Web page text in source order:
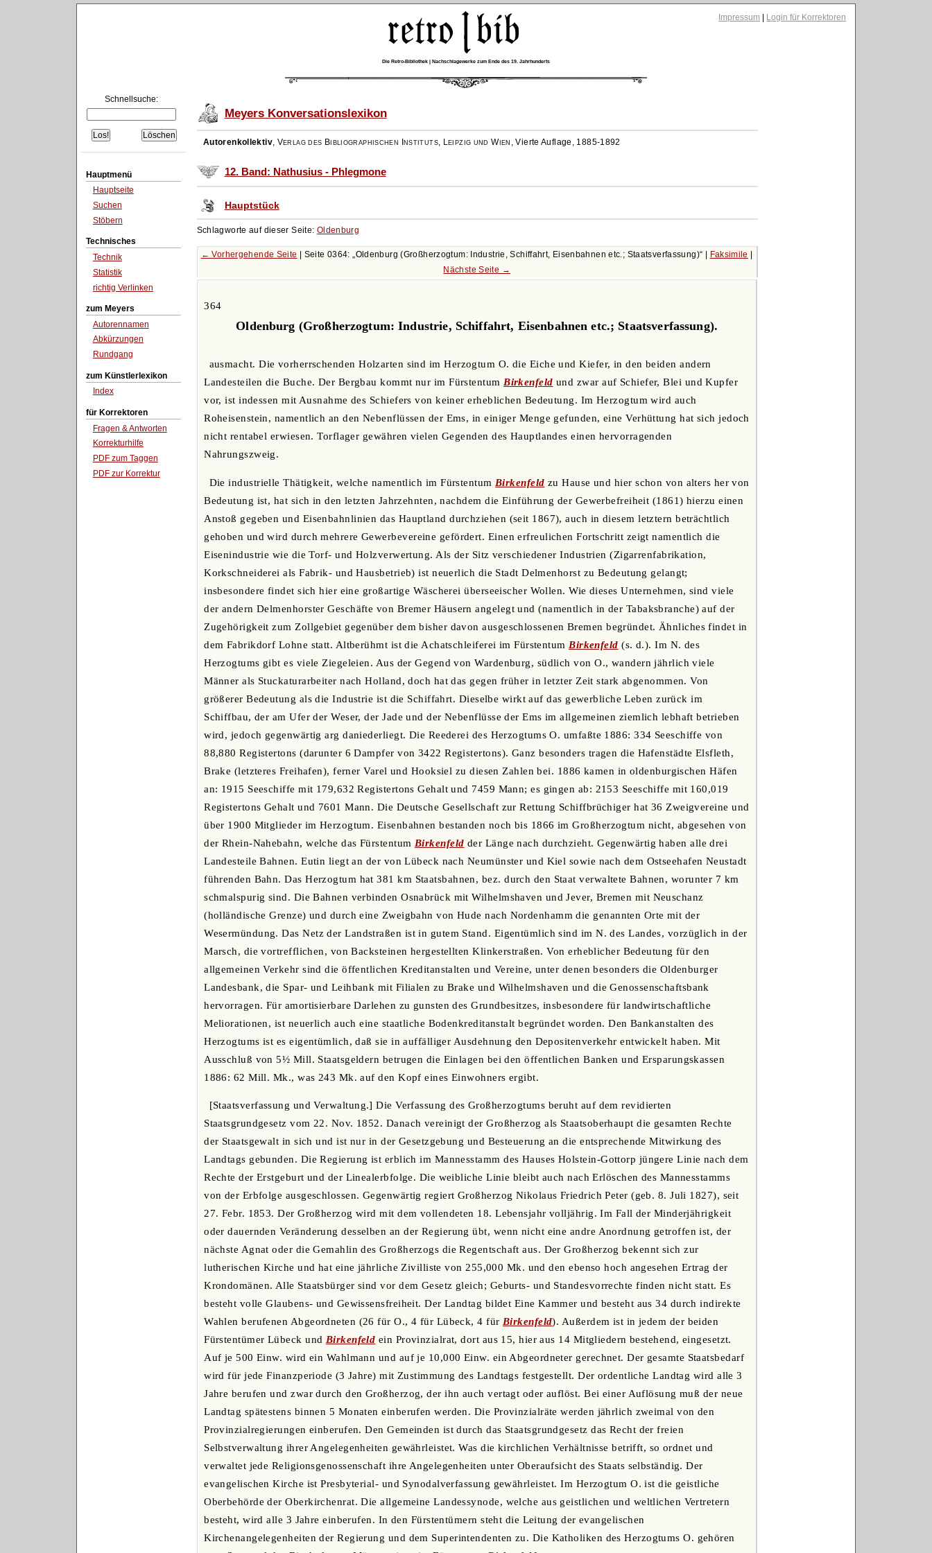
Impressum Login für Korrektoren
Die Retro-Bibliothek | Nachschlagewerke zum Ende des 19. Jahrhunderts
Schnellsuche:
Hauptmenü
Hauptseite
Suchen
Stöbern
Technisches
Technik
Statistik
richtig Verlinken
zum Meyers
Autorennamen
Abkürzungen
Rundgang
zum Künstlerlexikon
Index
für Korrektoren
Fragen & Antworten
Korrekturhilfe
PDF zum Taggen
PDF zur Korrektur
Meyers Konversationslexikon
Autorenkollektiv, Verlag des Bibliographischen Instituts, Leipzig und Wien ,Vierte Auflage, 1885-1892
12. Band: Nathusius - Phlegmone
Hauptstück
Schlagworte auf dieser Seite: Oldenburg
← Vorhergehende Seite | Seite 0364: Oldenburg (Großherzogtum: Industrie, Schiffahrt, Eisenbahnen etc.; Staatsverfassung) Faksimile
Nächste Seite →
364
Oldenburg (Großherzogtum: Industrie, Schiffahrt, Eisenbahnen etc.; Staatsverfassung).
ausmacht. Die vorherrschenden Holzarten sind im Herzogtum O. die Eiche und Kiefer, in den beiden andern
Landesteilen die Buche. Der Bergbau kommt nur im Fürstentum Birkenfeld und zwar auf Schiefer, Blei und Kupfer
vor, ist indessen mit Ausnahme des Schiefers von keiner erheblichen Bedeutung. Im Herzogtum wird auch
Roheisenstein, namentlich an den Nebenflüssen der Ems, in einiger Menge gefunden, eine Verhüttung hat sich jedoch
nicht rentabel erwiesen. Torflager gewähren vielen Gegenden des Hauptlandes einen hervorragenden
Nahrungszweig.
Die industrielle Thätigkeit, welche namentlich im Fürstentum Birkenfeld zu Hause und hier schon von alters her von
Bedeutung ist, hat sich in den letzten Jahrzehnten, nachdem die Einführung der Gewerbefreiheit (1861) hierzu einen
Anstoß gegeben und Eisenbahnlinien das Hauptland durchziehen (seit 1867), auch in diesem letztern beträchtlich
gehoben und wird durch mehrere Gewerbevereine gefördert. Einen erfreulichen Fortschritt zeigt namentlich die
Eisenindustrie wie die Torf- und Holzverwertung. Als der Sitz verschiedener Industrien (Zigarrenfabrikation,
Korkschneiderei als Fabrik- und Hausbetrieb) ist neuerlich die Stadt Delmenhorst zu Bedeutung gelangt;
insbesondere findet sich hier eine großartige Wäscherei überseeischer Wollen. Wie dieses Unternehmen, sind viele
der andern Delmenhorster Geschäfte von Bremer Häusern angelegt und (namentlich in der Tabaksbranche) auf der
Zugehörigkeit zum Zollgebiet gegenüber dem bisher davon ausgeschlossenen Bremen begründet. Ähnliches findet in
dem Fabrikdorf Lohne statt. Altberühmt ist die Achatschleiferei im Fürstentum Birkenfeld (s. d.). Im N. des
Herzogtums gibt es viele Ziegeleien. Aus der Gegend von Wardenburg, südlich von O., wandern jährlich viele
Männer als Stuckaturarbeiter nach Holland, doch hat das gegen früher in letzter Zeit stark abgenommen. Von
größerer Bedeutung als die Industrie ist die Schiffahrt. Dieselbe wirkt auf das gewerbliche Leben zurück im
Schiffbau, der am Ufer der Weser, der Jade und der Nebenflüsse der Ems im allgemeinen ziemlich lebhaft betrieben
wird, jedoch gegenwärtig arg daniederliegt. Die Reederei des Herzogtums O. umfaßte 1886: 334 Seeschiffe von
88,880 Registertons (darunter 6 Dampfer von 3422 Registertons). Ganz besonders tragen die Hafenstädte Elsfleth,
Brake (letzteres Freihafen), ferner Varel und Hooksiel zu diesen Zahlen bei. 1886 kamen in oldenburgischen Häfen
an: 1915 Seeschiffe mit 179,632 Registertons Gehalt und 7459 Mann; es gingen ab: 2153 Seeschiffe mit 160,019
Registertons Gehalt und 7601 Mann. Die Deutsche Gesellschaft zur Rettung Schiffbrüchiger hat 36 Zweigvereine und
über 1900 Mitglieder im Herzogtum. Eisenbahnen bestanden noch bis 1866 im Großherzogtum nicht, abgesehen von
der Rhein-Nahebahn, welche das Fürstentum Birkenfeld der Länge nach durchzieht. Gegenwärtig haben alle drei
Landesteile Bahnen. Eutin liegt an der von Lübeck nach Neumünster und Kiel sowie nach dem Ostseehafen Neustadt
führenden Bahn. Das Herzogtum hat 381 km Staatsbahnen, bez. durch den Staat verwaltete Bahnen, worunter 7 km
schmalspurig sind. Die Bahnen verbinden Osnabrück mit Wilhelmshaven und Jever, Bremen mit Neuschanz
(holländische Grenze) und durch eine Zweigbahn von Hude nach Nordenhamm die genannten Orte mit der
Wesermündung. Das Netz der Landstraßen ist in gutem Stand. Eigentümlich sind im N. des Landes, vorzüglich in der
Marsch, die vortrefflichen, von Backsteinen hergestellten Klinkerstraßen. Von erheblicher Bedeutung für den
allgemeinen Verkehr sind die öffentlichen Kreditanstalten und Vereine, unter denen besonders die Oldenburger
Landesbank, die Spar- und Leihbank mit Filialen zu Brake und Wilhelmshaven und die Genossenschaftsbank
hervorragen. Für amortisierbare Darlehen zu gunsten des Grundbesitzes, insbesondere für landwirtschaftliche
Meliorationen, ist neuerlich auch eine staatliche Bodenkreditanstalt begründet worden. Den Bankanstalten des
Herzogtums ist es eigentümlich, daß sie in auffälliger Ausdehnung den Depositenverkehr entwickelt haben. Mit
Ausschluß von 5½ Mill. Staatsgeldern betrugen die Einlagen bei den öffentlichen Banken und Ersparungskassen
1886: 62 Mill. Mk., was 243 Mk. auf den Kopf eines Einwohners ergibt.
[Staatsverfassung und Verwaltung.] Die Verfassung des Großherzogtums beruht auf dem revidierten
Staatsgrundgesetz vom 22. Nov. 1852. Danach vereinigt der Großherzog als Staatsoberhaupt die gesamten Rechte
der Staatsgewalt in sich und ist nur in der Gesetzgebung und Besteuerung an die entsprechende Mitwirkung des
Landtags gebunden. Die Regierung ist erblich im Mannesstamm des Hauses Holstein-Gottorp jüngere Linie nach dem
Rechte der Erstgeburt und der Linealerbfolge. Die weibliche Linie bleibt auch nach Erlöschen des Mannesstamms
von der Erbfolge ausgeschlossen. Gegenwärtig regiert Großherzog Nikolaus Friedrich Peter (geb. 8. Juli 1827), seit
27. Febr. 1853. Der Großherzog wird mit dem vollendeten 18. Lebensjahr volljährig. Im Fall der Minderjährigkeit
oder dauernden Veränderung desselben an der Regierung übt, wenn nicht eine andre Anordnung getroffen ist, der
nächste Agnat oder die Gemahlin des Großherzogs die Regentschaft aus. Der Großherzog bekennt sich zur
lutherischen Kirche und hat eine jährliche Zivilliste von 255,000 Mk. und den ebenso hoch angesehen Ertrag der
Krondomänen. Alle Staatsbürger sind vor dem Gesetz gleich; Geburts- und Standesvorrechte finden nicht statt. Es
besteht volle Glaubens- und Gewissensfreiheit. Der Landtag bildet Eine Kammer und besteht aus 34 durch indirekte
Wahlen berufenen Abgeordneten (26 für O., 4 für Lübeck, 4 für Birkenfeld). Außerdem ist in jedem der beiden
Fürstentümer Lübeck und Birkenfeld ein Provinzialrat, dort aus 15, hier aus 14 Mitgliedern bestehend, eingesetzt.
Auf je 500 Einw. wird ein Wahlmann und auf je 10,000 Einw. ein Abgeordneter gerechnet. Der gesamte Staatsbedarf
wird für jede Finanzperiode (3 Jahre) mit Zustimmung des Landtags festgestellt. Der ordentliche Landtag wird alle 3
Jahre berufen und zwar durch den Großherzog, der ihn auch vertagt oder auflöst. Bei einer Auflösung muß der neue
Landtag spätestens binnen 5 Monaten einberufen werden. Die Provinzialräte werden jährlich zweimal von den
Provinzialregierungen einberufen. Den Gemeinden ist durch das Staatsgrundgesetz das Recht der freien
Selbstverwaltung ihrer Angelegenheiten gewährleistet. Was die kirchlichen Verhältnisse betrifft, so ordnet und
verwaltet jede Religionsgenossenschaft ihre Angelegenheiten unter Oberaufsicht des Staats selbständig. Der
evangelischen Kirche ist Presbyterial- und Synodalverfassung gewährleistet. Im Herzogtum O. ist die geistliche
Oberbehörde der Oberkirchenrat. Die allgemeine Landessynode, welche aus geistlichen und weltlichen Vertretern
besteht, wird alle 3 Jahre einberufen. In den Fürstentümern steht die Leitung der evangelischen
Kirchenangelegenheiten der Regierung und dem Superintendenten zu. Die Katholiken des Herzogtums O. gehören